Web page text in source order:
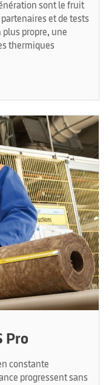
sont le fruit
et de tests
propre, une
thermiques
Pro
constante
progressent sans